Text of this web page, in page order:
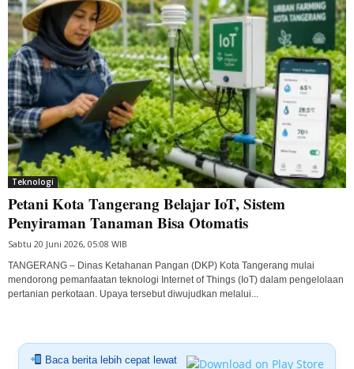
Teknologi
Petani Kota Tangerang Belajar IoT, Sistem
Penyiraman Tanaman Bisa Otomatis
Sabtu 20 Juni 2026, 05:08 WIB
TANGERANG – Dinas Ketahanan Pangan (DKP) Kota Tangerang mulai
mendorong pemanfaatan teknologi Internet of Things (IoT) dalam pengelolaan
pertanian perkotaan. Upaya tersebut diwujudkan melalui...
Baca berita lebih cepat lewat